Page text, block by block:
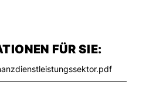
FÜR SIE: